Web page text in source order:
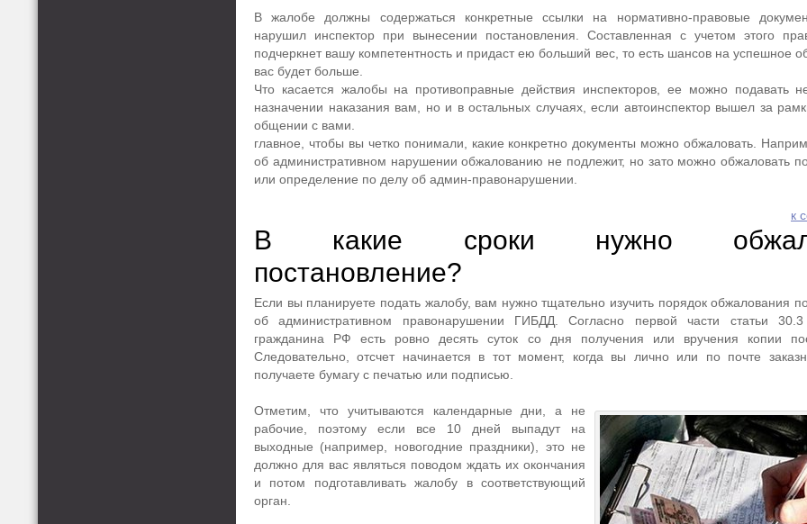
В жалобе должны содержаться конкретные ссылки на нормативно-правовые
нарушил инспектор при вынесении постановления. Составленная с учетом этого
подчеркнет вашу компетентность и придаст ею больший вес, то есть шансов на успешное
вас будет больше.
Что касается жалобы на противоправные действия инспекторов, ее можно подавать
назначении наказания вам, но и в остальных случаях, если автоинспектор вышел за
общении с вами.
главное, чтобы вы четко понимали, какие конкретно документы можно обжаловать.
об административном нарушении обжалованию не подлежит, но зато можно обжаловать
или определение по делу об админ-правонарушении.
к
В какие сроки нужно
постановление?
Если вы планируете подать жалобу, вам нужно тщательно изучить порядок обжалования
об административном правонарушении ГИБДД. Согласно первой части статьи
гражданина РФ есть ровно десять суток со дня получения или вручения копии
Следовательно, отсчет начинается в тот момент, когда вы лично или по почте
получаете бумагу с печатью или подписью.
Отметим, что учитываются календарные дни, а не
рабочие, поэтому если все 10 дней выпадут на
выходные (например, новогодние праздники), это не
должно для вас являться поводом ждать их окончания
и потом подготавливать жалобу в соответствующий
орган.